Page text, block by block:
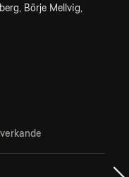
Börje Mellvig,